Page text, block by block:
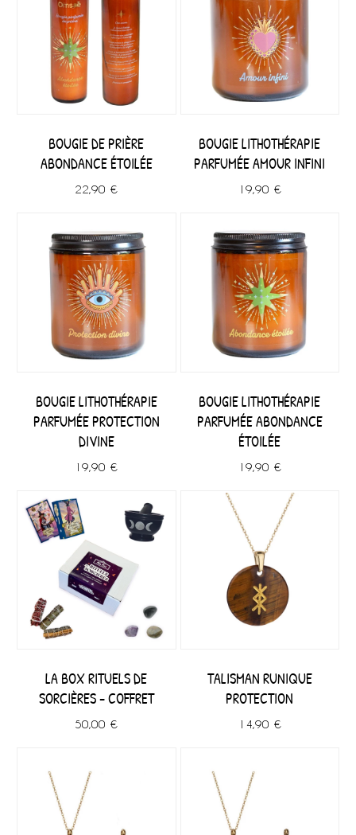
BOUGIE DE PRIÈRE
ABONDANCE ÉTOILÉE
22,90 €
BOUGIE LITHOTHÉRAPIE
PARFUMÉE AMOUR INFINI
19,90 €
BOUGIE LITHOTHÉRAPIE
PARFUMÉE PROTECTION
DIVINE
19,90 €
BOUGIE LITHOTHÉRAPIE
PARFUMÉE ABONDANCE
ÉTOILÉE
19,90 €
LA BOX RITUELS DE
SORCIÈRES - COFFRET
50,00 €
TALISMAN RUNIQUE
PROTECTION
14,90 €